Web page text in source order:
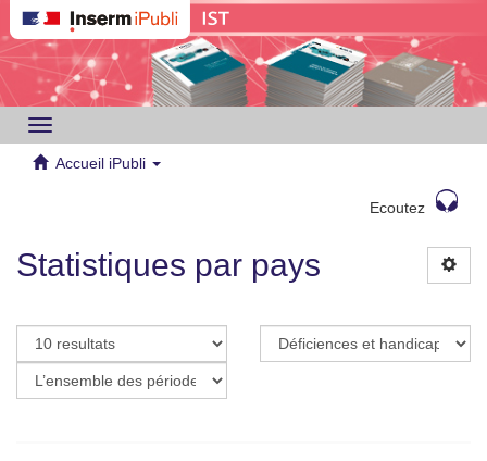
Toggle
navigation
Accueil iPubli
Ecoutez
Statistiques par pays